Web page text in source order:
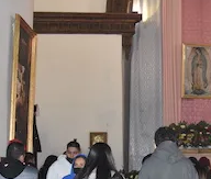
del